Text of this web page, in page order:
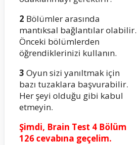
2 Bölümler arasında
mantıksal bağlantılar olabilir.
Önceki bölümlerden
öğrendiklerinizi kullanın.
3 Oyun sizi yanıltmak için
bazı tuzaklara başvurabilir.
Her şeyi olduğu gibi kabul
etmeyin.
Şimdi, Brain Test 4 Bölüm
126 cevabına geçelim.